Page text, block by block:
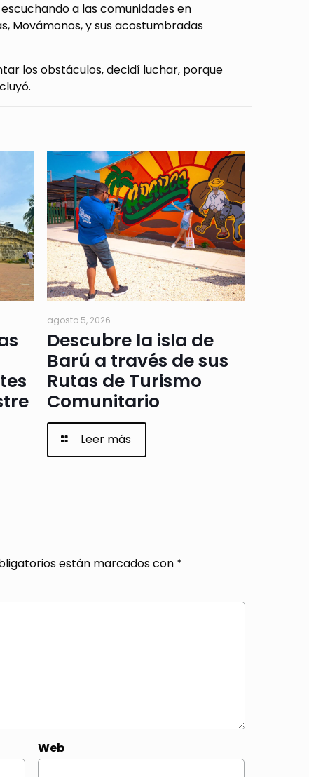
a las comunidades en
Movámonos, y sus acostumbradas
los obstáculos, decidí luchar, porque
agosto 5, 2026
Descubre la isla de
Barú a través de sus
Rutas de Turismo
Comunitario
Leer más
están marcados con *
Web